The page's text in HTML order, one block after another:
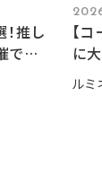
推し
です
【
に
ルミ